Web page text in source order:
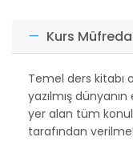
Kurs
Temel ders kitabı
yazılmış
yer alan tüm
tarafından